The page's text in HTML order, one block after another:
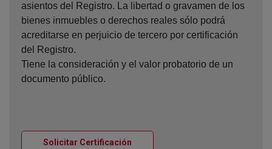
asientos del Registro. La libertad o gravamen de los
bienes inmuebles o derechos reales sólo podrá
acreditarse en perjuicio de tercero por certificación
del Registro.
Tiene la consideración y el valor probatorio de un
documento público.
Solicitar Certificación